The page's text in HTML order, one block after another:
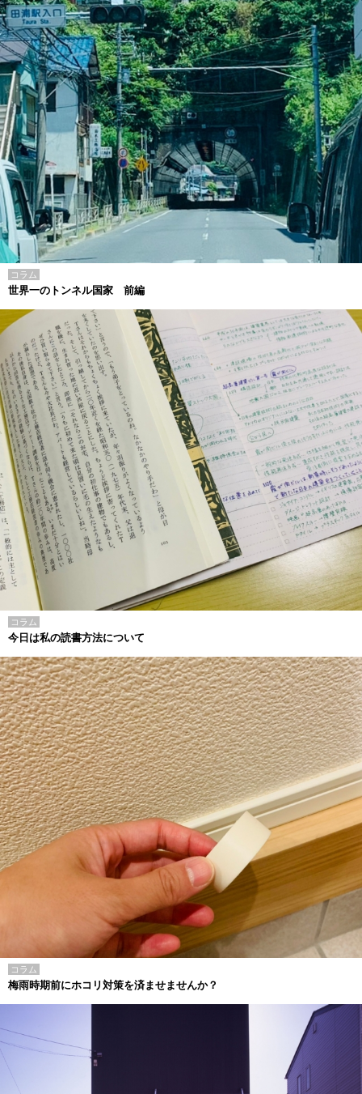
コラム
世界一のトンネル国家 前編
コラム
今日は私の読書方法について
コラム
梅雨時期前にホコリ対策を済ませませんか？